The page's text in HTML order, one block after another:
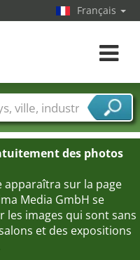
des photos
apparaîtra sur la page
Media GmbH se
les images qui sont sans
et des expositions
Français
Toggle
Secteurs de foire